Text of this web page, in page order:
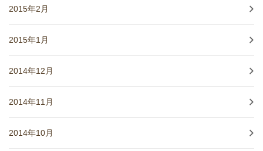
2015年2月
2015年1月
2014年12月
2014年11月
2014年10月